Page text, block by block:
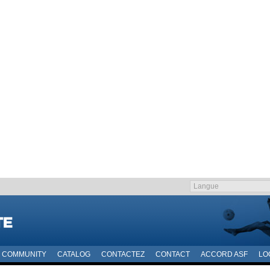
COMMUNITY CATALOG CONTACTEZ CONTACT ACCORD ASF